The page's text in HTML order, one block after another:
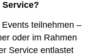
teilnehmen –
oder im Rahmen
Service entlastet